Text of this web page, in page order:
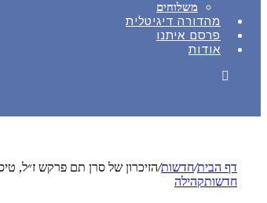
משלוחים
מהדורה דיגיטלית
פרסם איתנו
אודות
דף הבית/חדשות/הזיכרון של סרן תם פרקש ז״ל,
חדשותקהילה